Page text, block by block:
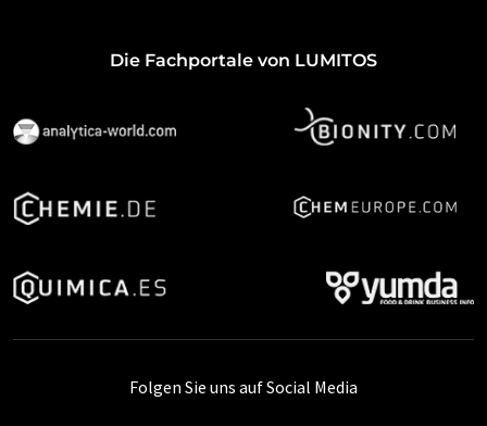
Die Fachportale von LUMITOS
Folgen Sie uns auf Social Media